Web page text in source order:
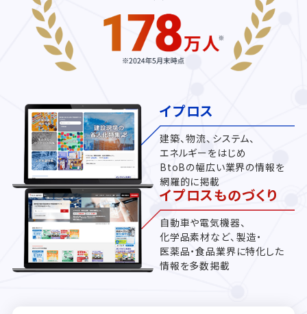
イプロス
建築、物流、システム、
エネルギーをはじめ
BtoBの幅広い業界の情報を
網羅的に掲載
イプロスものづくり
自動車や電気機器、
化学品素材など、製造・
医薬品・食品業界に特化した
情報を多数掲載